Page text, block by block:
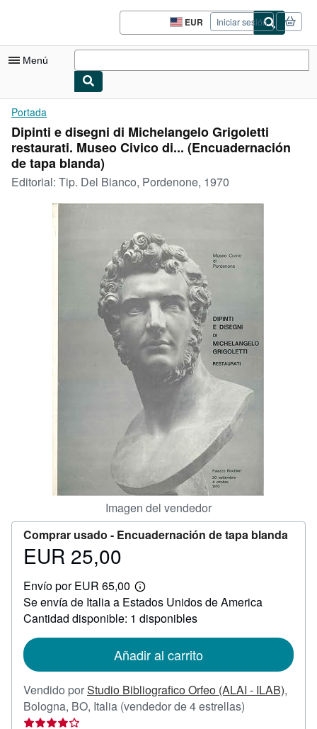
Pasar al contenido principal
EUR
Preferencias
de
del
Iniciar sesión
Menú
Mi cuenta
Consultar mis pedidos
Búsqueda avanzada
Colecciones
Comenzar a vender
CERRAR
Portada
Dipinti e disegni di Michelangelo Grigoletti
restaurati. Museo Civico di... (Encuadernación
de tapa blanda)
Editorial: Tip. Del Bianco, Pordenone, 1970
Imagen del vendedor
Comprar usado - Encuadernación de tapa blanda
Precio
25,00
EUR 25,00
Envío por EUR 65,00
Más
información
sobre
las
envío
Se envía de Italia a Estados Unidos de America
Cantidad disponible: 1 disponibles
Añadir al carrito
Vendido porStudio Bibliografico Orfeo (ALAI - ILAB),
Bologna, BO, Italia (vendedor de 4 estrellas)